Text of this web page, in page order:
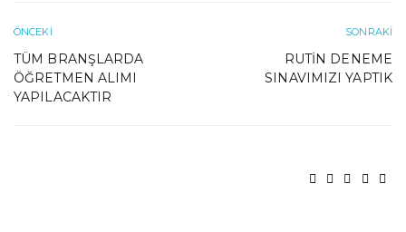
ÖNCEKI
TÜM BRANŞLARDA
ÖĞRETMEN ALIMI
YAPILACAKTIR
SONRAKI
RUTIN DENEME
SINAVIMIZI YAPTIK